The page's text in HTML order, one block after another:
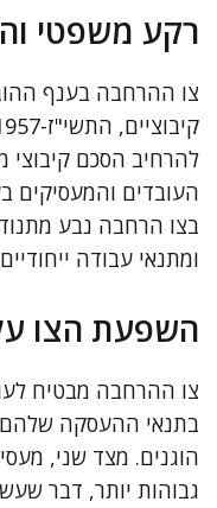
רקע משפטי
צו ההרחבה בענף
להרחיב הסכם קיבוצי
העובדים והמעסיקים
בצו הרחבה נבע
ומתנאי עבודה
השפעת הצו
צו ההרחבה מבטיח
בתנאי ההעסקה שלהם,
הוגנים. מצד שני,
גבוהות יותר, דבר